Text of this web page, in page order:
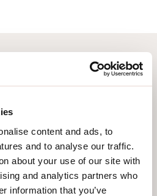
content and ads, to
and to analyse our traffic.
about your use of our site with
and analytics partners who
information that you’ve
Ihr Produkt